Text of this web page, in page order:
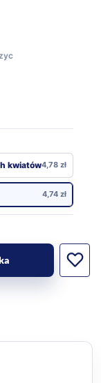
kwiatów4,78 zł
4,74 zł